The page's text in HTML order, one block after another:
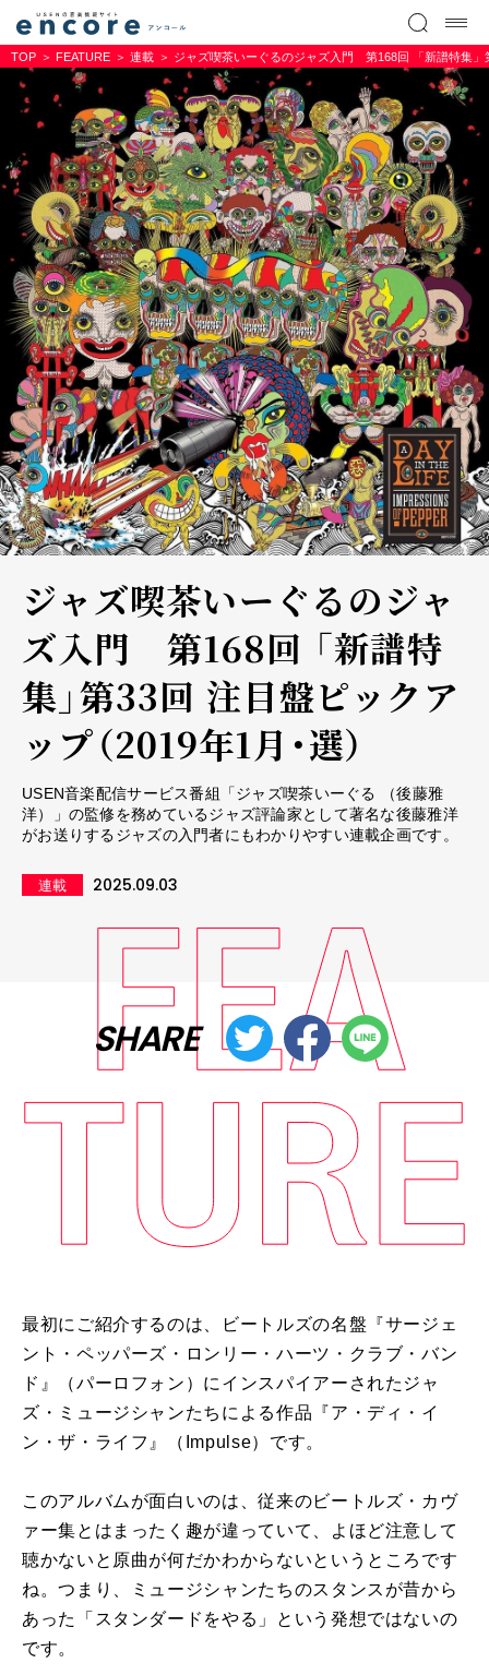
TOP FEATURE 連載 ジャズ喫茶いーぐるのジャズ入門 第168回 「新譜特集」
ジャズ喫茶いーぐるのジャ
ズ入門 第168回 「新譜特
集」第33回 注目盤ピックア
ップ（2019年1月・選）
USEN音楽配信サービス番組「ジャズ喫茶いーぐる （後藤雅
洋）」の監修を務めているジャズ評論家として著名な後藤雅洋
がお送りするジャズの入門者にもわかりやすい連載企画です。
連載 2025.09.03
SHARE
最初にご紹介するのは、ビートルズの名盤『サージェ
ント・ペッパーズ・ロンリー・ハーツ・クラブ・バン
ド』（パーロフォン）にインスパイアーされたジャ
ズ・ミュージシャンたちによる作品『ア・ディ・イ
ン・ザ・ライフ』（ Impulse）です。
このアルバムが面白いのは、従来のビートルズ・カヴ
ァー集とはまったく趣が違っていて、よほど注意して
聴かないと原曲が何だかわからないというところです
ね。つまり、ミュージシャンたちのスタンスが昔から
あった「スタンダードをやる」という発想ではないの
です。